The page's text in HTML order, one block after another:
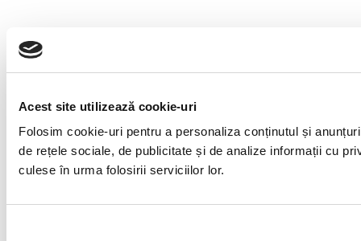
Acest site utilizează cookie-uri
Folosim cookie-uri pentru a personaliza conținutul și
de rețele sociale, de publicitate și de analize informații cu
culese în urma folosirii serviciilor lor.